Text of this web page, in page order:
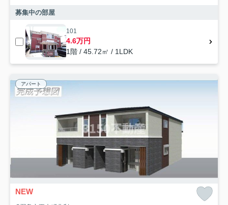
募集中の部屋
101
4.6万円
1階 / 45.72㎡ / 1LDK
アパート
NEW